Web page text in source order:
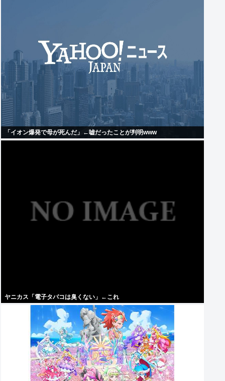
「イオン爆発で母が死んだ」←嘘だったことが判明www
ヤニカス「電子タバコは臭くない」←これ